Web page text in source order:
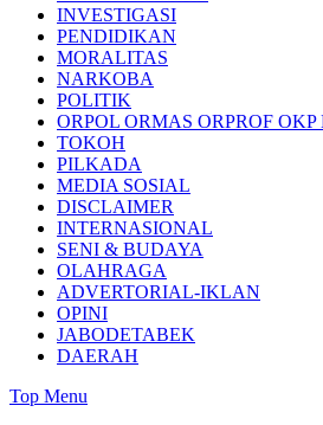
INVESTIGASI
PENDIDIKAN
MORALITAS
NARKOBA
POLITIK
ORPOL ORMAS ORPROF
TOKOH
PILKADA
MEDIA SOSIAL
DISCLAIMER
INTERNASIONAL
SENI & BUDAYA
OLAHRAGA
ADVERTORIAL-IKLAN
OPINI
JABODETABEK
DAERAH
Top Menu